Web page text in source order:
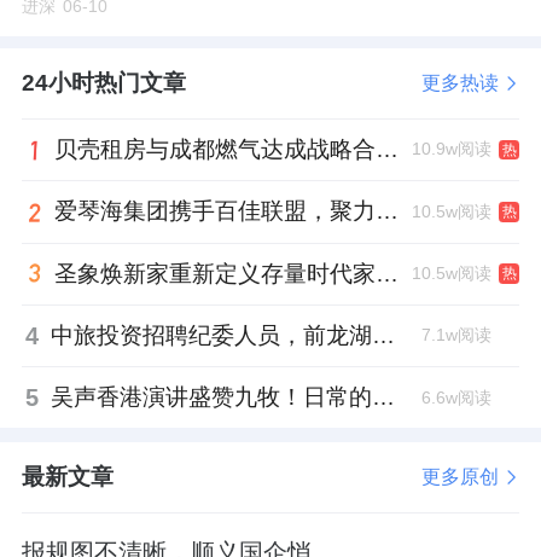
怎么说呢，七八个月卖了这个去化率，算不上
多套，从数量看，其实也还好。
但也说明，整个项目的量还是很大的，去化压
力不能说没有。
所以看得出，开发商这次推盘似乎变得更加谨
128套。
进深 06-10
24小时热门文章 更多热读
贝壳租房与成都燃气达成战略合作 打通安全巡检“最后一米” 10.9w阅读 热
爱琴海集团携手百佳联盟，聚力共拓存量商业新赛道 10.5w阅读 热
圣象焕新家重新定义存量时代家居升级逻辑，筑牢说换就换的底气！ 10.5w阅读 热
4 中旅投资招聘纪委人员，前龙湖副总裁胡若翔掌舵 7.1w阅读
5 吴声香港演讲盛赞九牧！日常的小锚点变成科技突破点！ 6.6w阅读
最新文章 更多原创